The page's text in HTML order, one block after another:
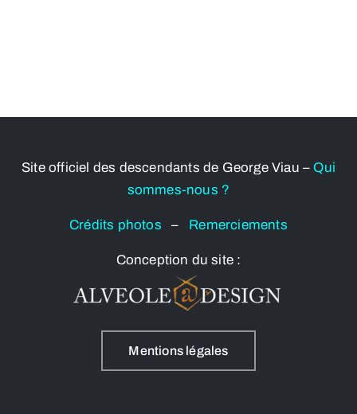
Site officiel des descendants de George Viau – Qui
sommes-nous ?
Crédits photos– Remerciements
Conception du site :
Mentions légales